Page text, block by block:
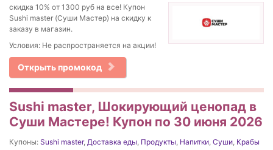
скидка 10% от 1300 руб на все! Купон
Sushi master (Суши Мастер) на скидку к
заказу в магазин.
Условия: Не распространяется на акции!
Открыть промокод
Sushi master, Шокирующий ценопад в
Суши Мастере! Купон по 30 июня 2026
Купоны: Sushi master, Доставка еды, Продукты, Напитки, Суши, Крабы